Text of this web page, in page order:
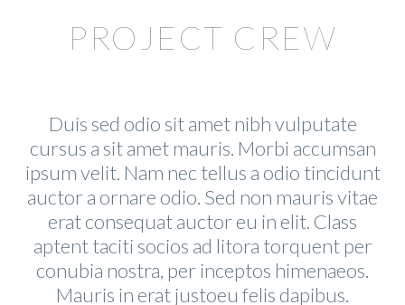
Marketing Manager
nostrud exercitation ullamco
MARCUS FIELDS
Marketing Manager
PROJECT CREW
Duis sed odio sit amet nibh vulputate
cursus a sit amet mauris. Morbi accumsan
ipsum velit. Nam nec tellus a odio tincidunt
auctor a ornare odio. Sed non mauris vitae
erat consequat auctor eu in elit. Class
aptent taciti socios ad litora torquent per
conubia nostra, per inceptos himenaeos.
Mauris in erat justoeu felis dapibus.